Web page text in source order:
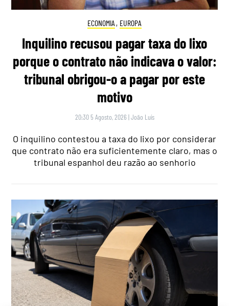
ECONOMIA , EUROPA
Inquilino recusou pagar taxa do lixo
porque o contrato não indicava o valor:
tribunal obrigou-o a pagar por este
motivo
20:30 5 Agosto, 2026 |João Luís
O inquilino contestou a taxa do lixo por considerar
que contrato não era suficientemente claro, mas o
tribunal espanhol deu razão ao senhorio